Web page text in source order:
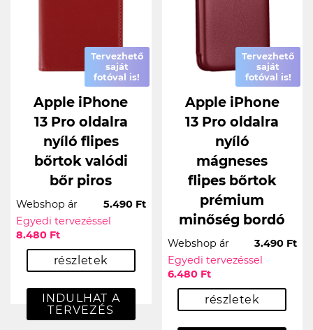
Tervezhető
saját
fotóval is!
Apple iPhone
13 Pro oldalra
nyíló flipes
bőrtok valódi
bőr piros
Webshop ár
5.490 Ft
Egyedi tervezéssel
8.480 Ft
részletek
INDULHAT A
TERVEZÉS
Tervezhető
saját
fotóval is!
Apple iPhone
13 Pro oldalra
nyíló
mágneses
flipes bőrtok
prémium
minőség bordó
Webshop ár
3.490 Ft
Egyedi tervezéssel
6.480 Ft
részletek